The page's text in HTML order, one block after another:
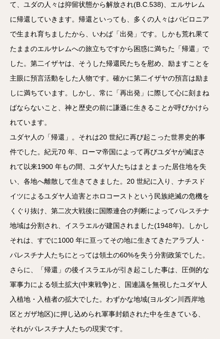
て、ユダの人々は抑留状態から解放され(B.C.538)、エルサレム
に帰還していきます。帰還といっても、多くの人々はバビロニア
で生まれ育ちましたから、いわば「出発」です。しかも荒れ果て
たままのエルサレムへの旅立ちですから困惑に満ちた「帰還」で
した。第二イザヤは、そうした帰還民たちを慰め、励ますことを
主眼に預言活動をした人物です。確かに第二イザヤの預言は励ま
しに満ちています。しかし、常に「再出発」に際して心に刻まね
ばならないこと、神と歴史の前に謙遜に生きることが呼びかけら
れています。
ユダヤ人の「帰還」。それは20 世紀に再び起こった世界史的事
件でした。紀元70 年、ローマ帝国によって再びユダヤが滅ぼさ
れて以来1900 年もの間、ユダヤ人たちはまとまった居住地を失
い、各地へ離散して生きてきました。20 世紀に入り、ナチスド
イツによるユダヤ人迫害とホロコーストという民族絶滅の危機を
くぐり抜け、第二次大戦後に国際連合の判断によってパレスチナ
地域は分割され、イスラエルが建国されました(1948年)。しかし
それは、すでに1000 年に亘ってその地に生きてきたアラブ人・
パレスチナ人たちにとっては領土の60%を失う分割政策でした。
さらに、「帰還」の後イスラエルが引き起こした事は、圧倒的な
軍事力による領土拡大(中東戦争)と、国連議を無視したユダヤ人
入植地・入植者の拡大でした。わずかな地域(ヨルダン川西岸地
区とガザ地区)に押し込められ軍事封鎖された中を生きている、
それがパレスチナ人たちの現実です。